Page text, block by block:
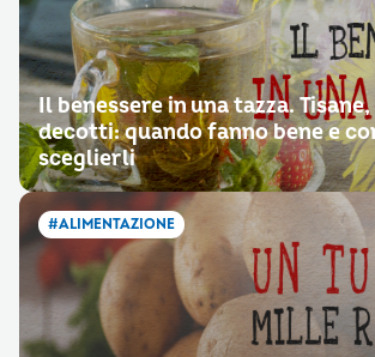
Il benessere in una tazza.
decotti: quando fanno bene e
sceglierli
#ALIMENTAZIONE